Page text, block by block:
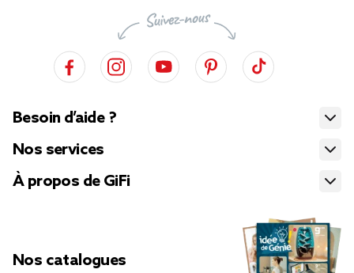
Besoin d’aide ?
Nos services
À propos de GiFi
Nos catalogues